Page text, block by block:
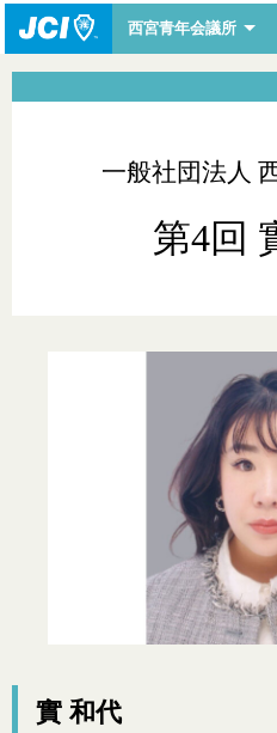
西宮青年会議所
一般社団法人
第4回
實 和代